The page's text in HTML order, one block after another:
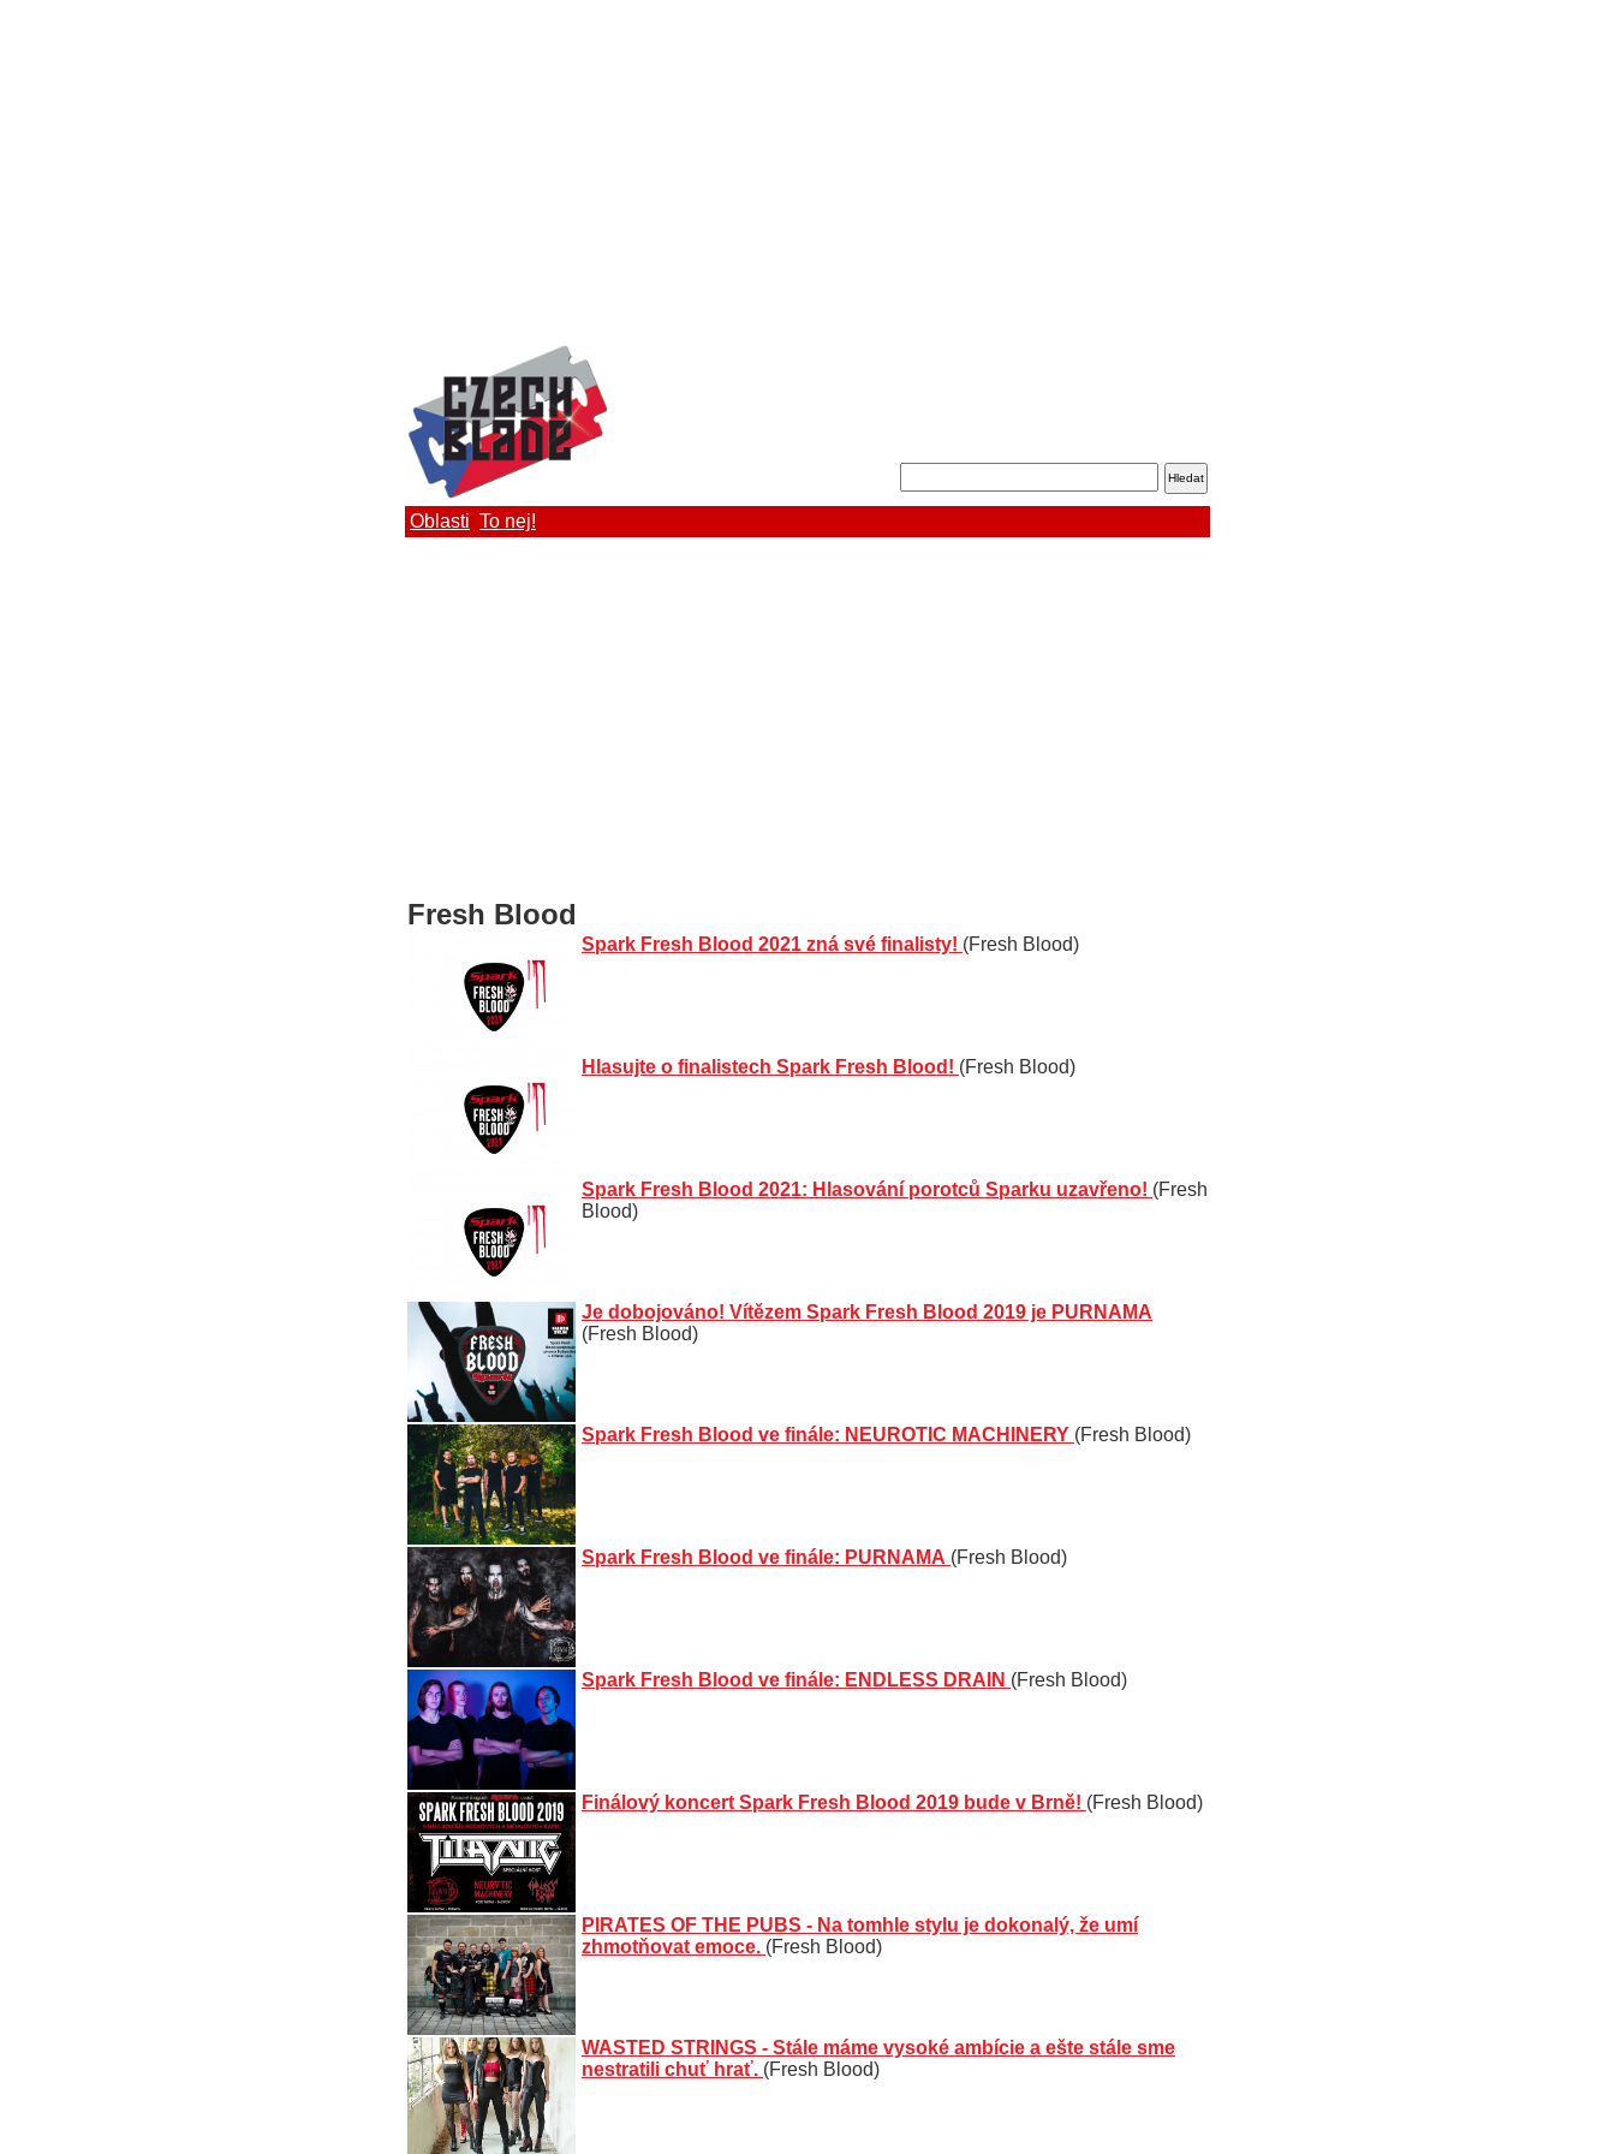
Oblasti To nej!
Fresh Blood
Spark Fresh Blood 2021 zná své finalisty! (Fresh Blood)
Hlasujte o finalistech Spark Fresh Blood! (Fresh Blood)
Spark Fresh Blood 2021: Hlasování porotců Sparku uzavřeno! (Fresh
Blood)
Je dobojováno! Vítězem Spark Fresh Blood 2019 je PURNAMA
(Fresh Blood)
Spark Fresh Blood ve finále: NEUROTIC MACHINERY (Fresh Blood)
Spark Fresh Blood ve finále: PURNAMA (Fresh Blood)
Spark Fresh Blood ve finále: ENDLESS DRAIN (Fresh Blood)
Finálový koncert Spark Fresh Blood 2019 bude v Brně! (Fresh Blood)
PIRATES OF THE PUBS - Na tomhle stylu je dokonalý, že umí
zhmotňovat emoce. (Fresh Blood)
WASTED STRINGS - Stále máme vysoké ambície a ešte stále sme
nestratili chuť hrať. (Fresh Blood)